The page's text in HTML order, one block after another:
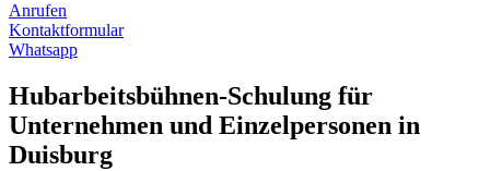
Anrufen
Kontaktformular
Whatsapp
Hubarbeitsbühnen-Schulung für
Unternehmen und Einzelpersonen in
Duisburg